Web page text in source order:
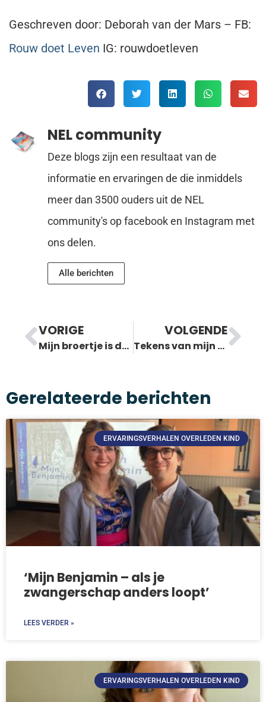
Geschreven door: Deborah van der Mars – FB:
Rouw doet Leven IG: rouwdoetleven
NEL community
Deze blogs zijn een resultaat van de
informatie en ervaringen de die inmiddels
meer dan 3500 ouders uit de NEL
community's op facebook en Instagram met
ons delen.
Alle berichten
VORIGE
Mijn broertje is dood: hij ging in de oven…
VOLGENDE
Tekens van mijn overleden kind
Gerelateerde berichten
ERVARINGSVERHALEN OVERLEDEN KIND
‘Mijn Benjamin – als je
zwangerschap anders loopt’
LEES VERDER »
ERVARINGSVERHALEN OVERLEDEN KIND